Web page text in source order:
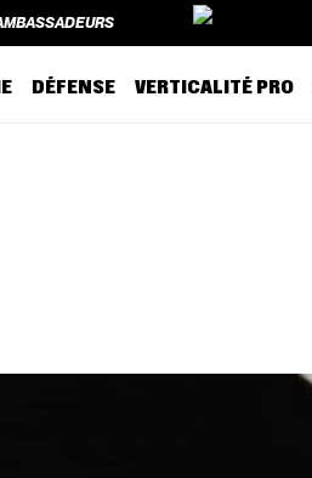
DÉFENSE VERTICALITÉ PRO